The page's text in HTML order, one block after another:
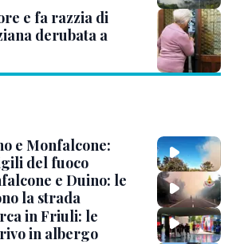
e fa razzia di
derubata a
e Monfalcone:
del fuoco
e Duino: le
la strada
in Friuli: le
in albergo